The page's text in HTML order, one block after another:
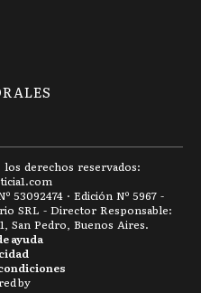
los derechos reservados:
53092474 · Edición Nº 5967 -
SRL - Director Responsable:
San Pedro, Buenos Aires.
ayuda
by